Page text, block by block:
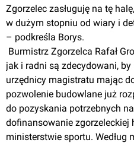
Zgorzelec zasługuję na tę
w dużym stopniu od wiary i
– podkreśla Borys.
jak i radni są zdecydowani,
urzędnicy magistratu mając
pozwolenie budowlane już
do pozyskania potrzebnych
dofinansowanie zgorzeleckiej
ministerstwie sportu. Według